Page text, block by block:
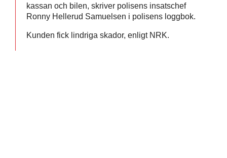
kassan och bilen, skriver polisens insatschef
Ronny Hellerud Samuelsen i polisens loggbok.
Kunden fick lindriga skador, enligt NRK.